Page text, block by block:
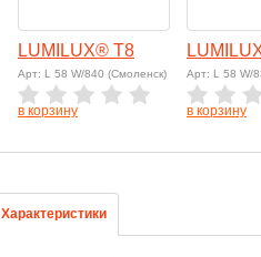
LUMILUX® T8
Арт: L 58 W/840 (Смоленск)
в корзину
Арт: L 58 W/
в корзину
Характеристики